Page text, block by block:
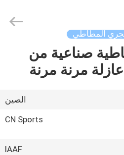
المطاطي
صناعية من
الصين
CN Sports
IAAF